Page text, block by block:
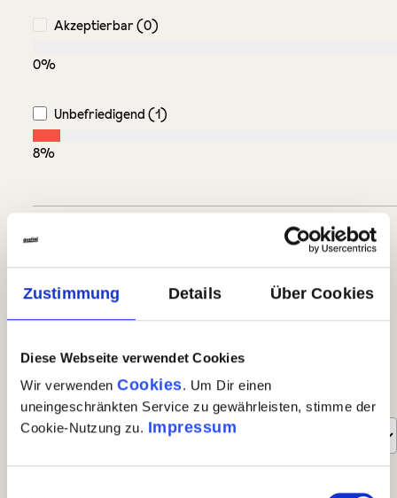
Zustimmung Details Über Cookies
Diese Webseite verwendet Cookies
Wir verwenden Cookies. Um Dir einen
uneingeschränkten Service zu gewährleisten, stimme der
Cookie-Nutzung zu. Impressum
Akzeptierbar (0)
0%
Unbefriedigend (1)
8%
Teilen Sie Ihre Erfahrungen mit anderen Kunden.
eigene Bewertung schreiben
Bewertungen nur in der aktuellen Sprache anzeigen.
Sortiert nach
1-10von13Bewertungen